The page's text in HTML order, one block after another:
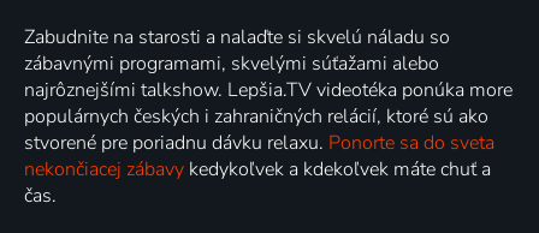
Zabudnite na starosti a nalaďte si skvelú náladu so
zábavnými programami, skvelými súťažami alebo
najrôznejšími talkshow. Lepšia.TV videotéka ponúka more
populárnych českých i zahraničných relácií, ktoré sú ako
stvorené pre poriadnu dávku relaxu. Ponorte sa do sveta
nekončiacej zábavy kedykoľvek a kdekoľvek máte chuť a
čas.